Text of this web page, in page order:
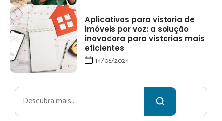
Aplicativos para vistoria de
imóveis por voz: a solução
inovadora para vistorias mais
eficientes
14/08/2024
Pesquisar